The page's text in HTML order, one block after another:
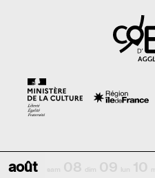
août sam 08 dim 09 lun 10